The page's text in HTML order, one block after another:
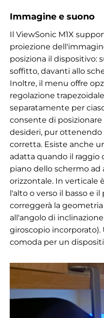
Immagine e suono
Il ViewSonic M1X
proiezione
posiziona il dispositivo:
soffitto, davanti allo
Inoltre, il menu offre
regolazione
separatamente per
consente di
desideri, pur
corretta. Esiste anche
adatta quando il raggio
piano dello schermo
orizzontale. In verticale
l'alto o verso il basso e
correggerà la
all'angolo di
giroscopio
comoda per un